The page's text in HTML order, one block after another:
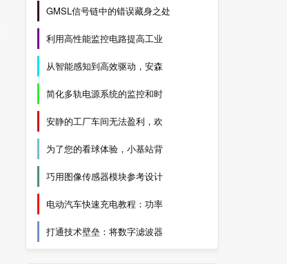
GMSL信号链中的错误藏身之处
利用高性能监控电路提高工业
从智能感知到高效驱动，安森
简化多轨电源系统的监控和时
安静的工厂车间无法盈利，欢
为了您的看球体验，小基站背
巧用图像传感器模块参考设计
电动汽车快速充电教程：功率
打通技术壁垒：将数字滤波器